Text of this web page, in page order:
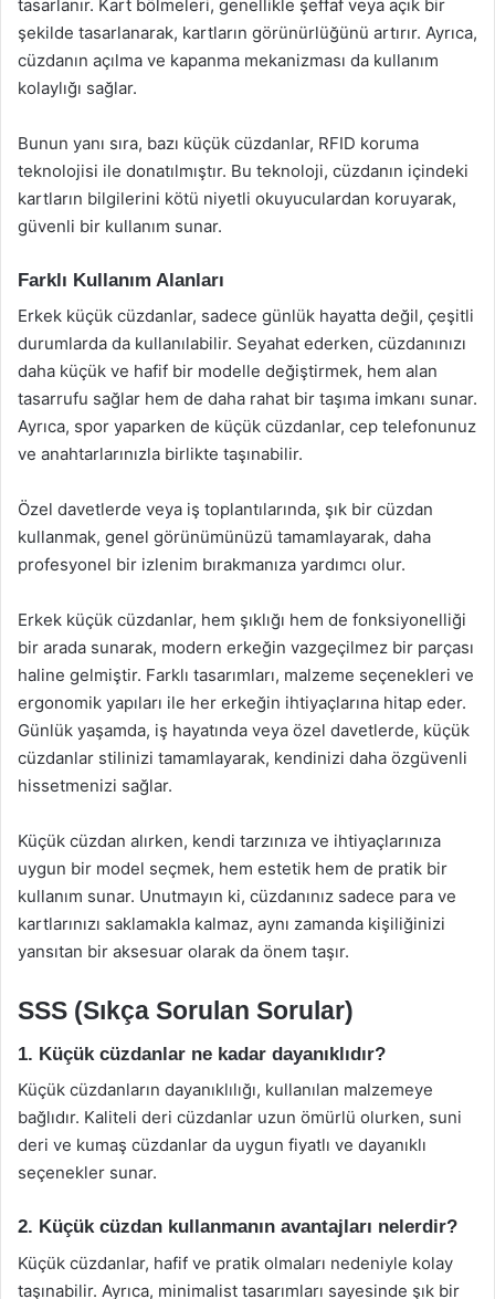
tasarlanır. Kart bölmeleri, genellikle şeffaf veya açık bir
şekilde tasarlanarak, kartların görünürlüğünü artırır. Ayrıca,
cüzdanın açılma ve kapanma mekanizması da kullanım
kolaylığı sağlar.
Bunun yanı sıra, bazı küçük cüzdanlar, RFID koruma
teknolojisi ile donatılmıştır. Bu teknoloji, cüzdanın içindeki
kartların bilgilerini kötü niyetli okuyuculardan koruyarak,
güvenli bir kullanım sunar.
Farklı Kullanım Alanları
Erkek küçük cüzdanlar, sadece günlük hayatta değil, çeşitli
durumlarda da kullanılabilir. Seyahat ederken, cüzdanınızı
daha küçük ve hafif bir modelle değiştirmek, hem alan
tasarrufu sağlar hem de daha rahat bir taşıma imkanı sunar.
Ayrıca, spor yaparken de küçük cüzdanlar, cep telefonunuz
ve anahtarlarınızla birlikte taşınabilir.
Özel davetlerde veya iş toplantılarında, şık bir cüzdan
kullanmak, genel görünümünüzü tamamlayarak, daha
profesyonel bir izlenim bırakmanıza yardımcı olur.
Erkek küçük cüzdanlar, hem şıklığı hem de fonksiyonelliği
bir arada sunarak, modern erkeğin vazgeçilmez bir parçası
haline gelmiştir. Farklı tasarımları, malzeme seçenekleri ve
ergonomik yapıları ile her erkeğin ihtiyaçlarına hitap eder.
Günlük yaşamda, iş hayatında veya özel davetlerde, küçük
cüzdanlar stilinizi tamamlayarak, kendinizi daha özgüvenli
hissetmenizi sağlar.
Küçük cüzdan alırken, kendi tarzınıza ve ihtiyaçlarınıza
uygun bir model seçmek, hem estetik hem de pratik bir
kullanım sunar. Unutmayın ki, cüzdanınız sadece para ve
kartlarınızı saklamakla kalmaz, aynı zamanda kişiliğinizi
yansıtan bir aksesuar olarak da önem taşır.
SSS (Sıkça Sorulan Sorular)
1. Küçük cüzdanlar ne kadar dayanıklıdır?
Küçük cüzdanların dayanıklılığı, kullanılan malzemeye
bağlıdır. Kaliteli deri cüzdanlar uzun ömürlü olurken, suni
deri ve kumaş cüzdanlar da uygun fiyatlı ve dayanıklı
seçenekler sunar.
2. Küçük cüzdan kullanmanın avantajları nelerdir?
Küçük cüzdanlar, hafif ve pratik olmaları nedeniyle kolay
taşınabilir. Ayrıca, minimalist tasarımları sayesinde şık bir